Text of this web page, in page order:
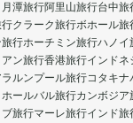
月潭旅行阿里山旅行台中旅
行クラーク旅行ボホール旅
旅行ホーチミン旅行ハノイ
ン旅行香港旅行インドネ
ラルンプール旅行コタキナ
ホールバル旅行カンボジア
旅行マーレ旅行インド旅